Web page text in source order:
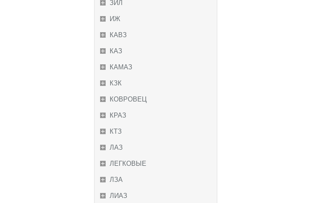
ЗИЛ
ИЖ
КАВЗ
КАЗ
КАМАЗ
КЗК
КОВРОВЕЦ
КРАЗ
КТЗ
ЛАЗ
ЛЕГКОВЫЕ
ЛЗА
ЛИАЗ